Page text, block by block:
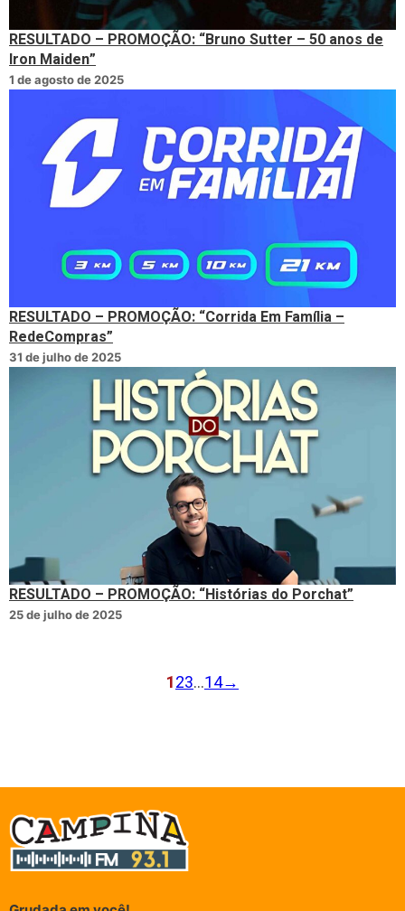
RESULTADO – PROMOÇÃO: “Bruno Sutter – 50 anos de
Iron Maiden”
1 de agosto de 2025
RESULTADO – PROMOÇÃO: “Corrida Em Família –
RedeCompras”
31 de julho de 2025
RESULTADO – PROMOÇÃO: “Histórias do Porchat”
25 de julho de 2025
123…14→